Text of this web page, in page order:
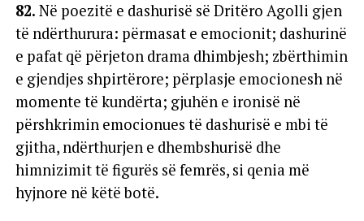
82. Në poezitë e dashurisë së Dritëro Agolli gjen
të ndërthurura: përmasat e emocionit; dashurinë
e pafat që përjeton drama dhimbjesh; zbërthimin
e gjendjes shpirtërore; përplasje emocionesh në
momente të kundërta; gjuhën e ironisë në
përshkrimin emocionues të dashurisë e mbi të
gjitha, ndërthurjen e dhembshurisë dhe
himnizimit të figurës së femrës, si qenia më
hyjnore në këtë botë.